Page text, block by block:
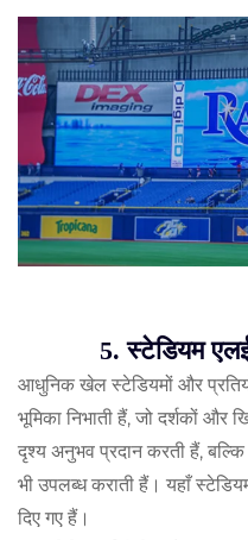
5. स्टेडियम
आधुनिक खेल स्टेडियमों और
भूमिका निभाती हैं, जो दर्शकों और
दृश्य अनुभव प्रदान करती हैं,
भी उपलब्ध कराती हैं। यहाँ
दिए गए हैं।